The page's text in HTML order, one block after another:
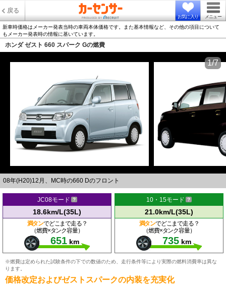
戻る
お気に入り メニュー
新車時価格はメーカー発表当時の車両本体価格です。また基本情報など、その他の項目について
もメーカー発表時の情報に基いています。
ホンダ ゼスト 660 スパーク Gの燃費
08年(H20)12月、MC時の660 Dのフロント
1/7
JC08モード
18.6km/L(35L)
満タンでどこまで走る？
（燃費×タンク容量）
651 km
10・15モード
21.0km/L(35L)
満タンでどこまで走る？
（燃費×タンク容量）
735 km
※燃費は定められた試験条件の下での数値のため、走行条件等により実際の燃料消費率は異な
ります。
価格改定およびゼストスパークの内装を充実化